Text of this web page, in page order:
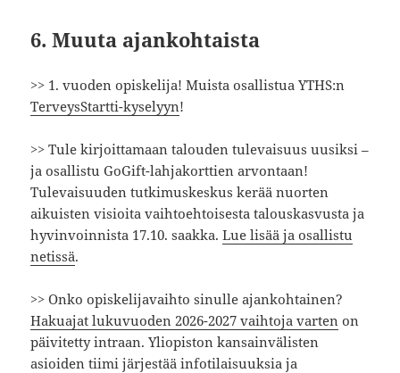
6. Muuta ajankohtaista
>> 1. vuoden opiskelija! Muista osallistua YTHS:n
TerveysStartti-kyselyyn!
>> Tule kirjoittamaan talouden tulevaisuus uusiksi –
ja osallistu GoGift-lahjakorttien arvontaan!
Tulevaisuuden tutkimuskeskus kerää nuorten
aikuisten visioita vaihtoehtoisesta talouskasvusta ja
hyvinvoinnista 17.10. saakka.Lue lisää ja osallistu
netissä.
>> Onko opiskelijavaihto sinulle ajankohtainen?
Hakuajat lukuvuoden 2026-2027 vaihtoja varten on
päivitetty intraan. Yliopiston kansainvälisten
asioiden tiimi järjestää infotilaisuuksia ja